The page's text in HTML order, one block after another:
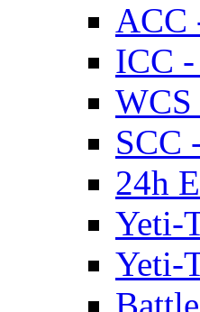
ACC
ICC
SCC
24h
Yeti-
Yeti-